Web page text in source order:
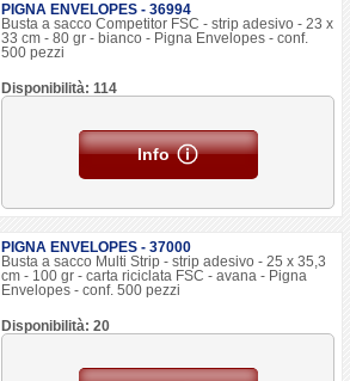
PIGNA ENVELOPES - 36994
Busta a sacco Competitor FSC - strip adesivo - 23 x
33 cm - 80 gr - bianco - Pigna Envelopes - conf.
500 pezzi
Disponibilità: 114
Info
PIGNA ENVELOPES - 37000
Busta a sacco Multi Strip - strip adesivo - 25 x 35,3
cm - 100 gr - carta riciclata FSC - avana - Pigna
Envelopes - conf. 500 pezzi
Disponibilità: 20